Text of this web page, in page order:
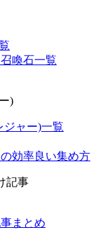
喚石一覧
)
ジャー)一覧
の効率良い集め方
記事
まとめ